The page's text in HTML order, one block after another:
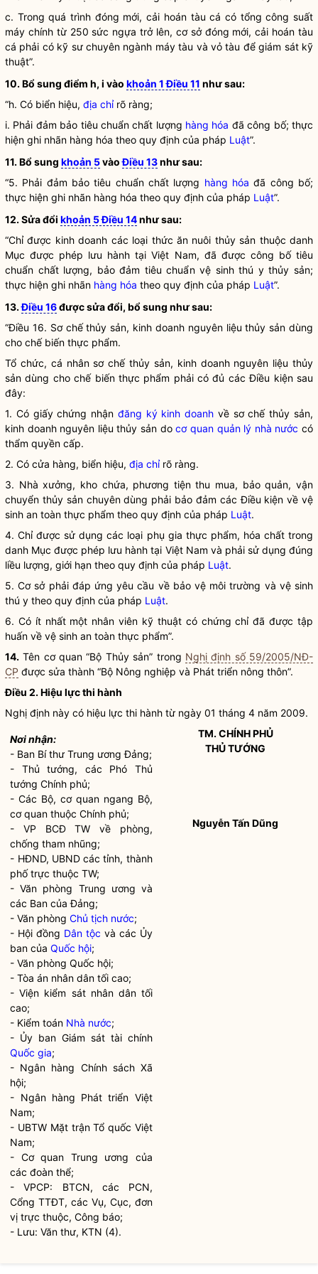
c. Trong quá trình đóng mới, cải hoán tàu cá có tổng công suất
máy chính từ 250 sức ngựa trở lên, cơ sở đóng mới, cải hoán tàu
cá phải có kỹ sư chuyên ngành máy tàu và vỏ tàu để giám sát kỹ
thuật”.
10. Bổ sung điểm h, i vào khoản 1 Điều 11 như sau:
“h. Có biển hiệu, địa chỉrõ ràng;
i. Phải đảm bảo tiêu chuẩn chất lượng hàng hóa đã công bố; thực
hiện ghi nhãn hàng hóa theo quy định của pháp Luật”.
11. Bổ sung khoản 5vàoĐiều 13như sau:
“5. Phải đảm bảo tiêu chuẩn chất lượng hàng hóa đã công bố;
thực hiện ghi nhãn hàng hóa theo quy định của pháp Luật”.
12. Sửa đổi khoản 5 Điều 14như sau:
“Chỉ được kinh doanh các loại thức ăn nuôi thủy sản thuộc danh
Mục được phép lưu hành tại Việt Nam, đã được công bố tiêu
chuẩn chất lượng, bảo đảm tiêu chuẩn vệ sinh thú y thủy sản;
thực hiện ghi nhãn hàng hóa theo quy định của pháp Luật”.
13.Điều 16được sửa đổi, bổ sung như sau:
“Điều 16. Sơ chế thủy sản, kinh doanhnguyên liệu thủy sản dùng
cho chế biến thực phẩm.
Tổ chức, cá nhân sơ chế thủy sản, kinh doanhnguyên liệu thủy
sản dùng cho chế biến thực phẩm phải có đủ các Điều kiện sau
đây:
1. Có giấy chứng nhận đăng ký kinh doanh về sơ chế thủy sản,
kinh doanh nguyên liệu thủy sản docơ quan quản lý nhà nước có
thẩm quyền cấp.
2. Có cửa hàng, biển hiệu, địa chỉrõ ràng.
3. Nhà xưởng, kho chứa, phương tiện thu mua, bảo quản, vận
chuyển thủy sản chuyên dùng phải bảo đảm các Điều kiện về vệ
sinh an toàn thực phẩm theo quy định của pháp Luật.
4. Chỉ được sử dụng các loại phụ gia thực phẩm, hóa chất trong
danh Mục được phép lưu hành tại Việt Nam và phải sử dụng đúng
liều lượng, giới hạn theo quy định của pháp Luật.
5. Cơ sở phải đáp ứng yêu cầu về bảo vệ môi trường và vệ sinh
thú y theo quy định của pháp Luật.
6. Có ít nhất một nhân viên kỹ thuật có chứng chỉ đã được tập
huấn về vệ sinh an toàn thực phẩm”.
14. Tên cơ quan “Bộ Thủy sản” trong Nghị định số 59/2005/NĐ-
CP được sửa thành “Bộ Nông nghiệp và Phát triển nông thôn”.
Điều 2. Hiệu lực thi hành
Nghị định này có hiệu lực thi hành từ ngày 01 tháng 4 năm 2009.
Nơi nhận:
- Ban Bí thư Trung ương Đảng;
- Thủ tướng, các Phó Thủ
tướng Chính phủ;
- Các Bộ, cơ quan ngang Bộ,
cơ quan thuộc Chính phủ;
- VP BCĐ TW về phòng,
chống tham nhũng;
- HĐND, UBND các tỉnh, thành
phố trực thuộc TW;
- Văn phòng Trung ương và
các Ban của Đảng;
- Văn phòngChủ tịch nước;
- Hội đồng Dân tộc và các Ủy
ban củaQuốc hội;
- Văn phòngQuốc hội;
- Tòa án nhân dân tối cao;
- Viện kiểm sát nhân dân tối
cao;
- Kiểm toán Nhà nước;
- Ủy ban Giám sát tài chính
Quốc gia;
- Ngân hàng Chính sách Xã
hội;
- Ngân hàng Phát triển Việt
Nam;
- UBTW Mặt trận Tổ quốc Việt
Nam;
- Cơ quan Trung ương của
các đoàn thể;
- VPCP: BTCN, các PCN,
Cổng TTĐT, các Vụ, Cục, đơn
vị trực thuộc, Công báo;
- Lưu: Văn thư, KTN (4).
TM. CHÍNH PHỦ
THỦ TƯỚNG
Nguyễn Tấn Dũng